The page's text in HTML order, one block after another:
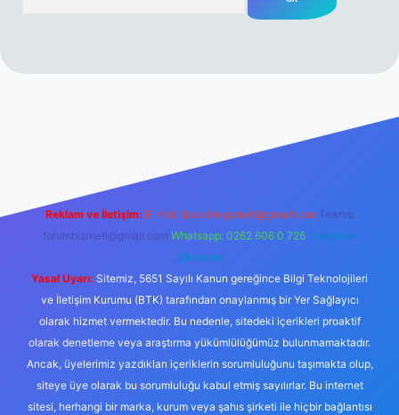
Reklam ve İletişim: E-mail: backlinkpaneli@gmail.com Teams:
forumhizmeti@gmail.com Whatsapp: 0262 606 0 726 Telegram:
@karabul
Yasal Uyarı: Sitemiz, 5651 Sayılı Kanun gereğince Bilgi Teknolojileri
ve İletişim Kurumu (BTK) tarafından onaylanmış bir Yer Sağlayıcı
olarak hizmet vermektedir. Bu nedenle, sitedeki içerikleri proaktif
olarak denetleme veya araştırma yükümlülüğümüz bulunmamaktadır.
Ancak, üyelerimiz yazdıkları içeriklerin sorumluluğunu taşımakta olup,
siteye üye olarak bu sorumluluğu kabul etmiş sayılırlar. Bu internet
sitesi, herhangi bir marka, kurum veya şahıs şirketi ile hiçbir bağlantısı